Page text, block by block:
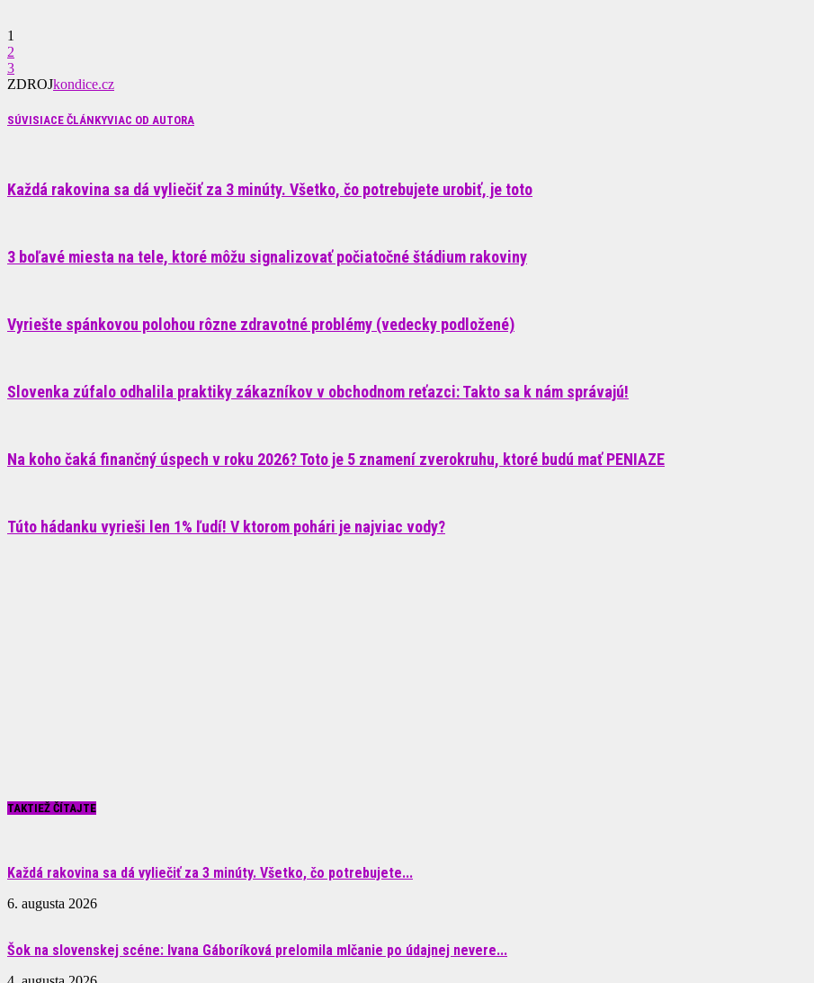
1
2
3
ZDROJkondice.cz
SÚVISIACE ČLÁNKYVIAC OD AUTORA
Každá rakovina sa dá vyliečiť za 3 minúty. Všetko, čo potrebujete urobiť, je toto
3 boľavé miesta na tele, ktoré môžu signalizovať počiatočné štádium rakoviny
Vyriešte spánkovou polohou rôzne zdravotné problémy (vedecky podložené)
Slovenka zúfalo odhalila praktiky zákazníkov v obchodnom reťazci: Takto sa k nám správajú!
Na koho čaká finančný úspech v roku 2026? Toto je 5 znamení zverokruhu, ktoré budú mať PENIAZE
Túto hádanku vyrieši len 1% ľudí! V ktorom pohári je najviac vody?
TAKTIEŽ ČÍTAJTE
Každá rakovina sa dá vyliečiť za 3 minúty. Všetko, čo potrebujete...
6. augusta 2026
Šok na slovenskej scéne: Ivana Gáboríková prelomila mlčanie po údajnej nevere...